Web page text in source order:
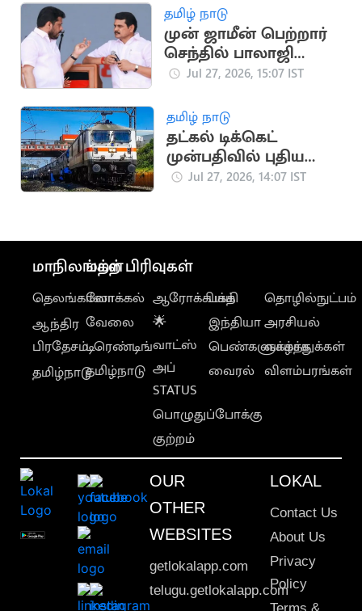
தமிழ் நாடு
முன் ஜாமீன் பெற்றார்
செந்தில் பாலாஜி
சகோதரர்
Jul 27, 2026, 15:07 IST
தமிழ் நாடு
தட்கல் டிக்கெட்
முன்பதிவில் புதிய
டோக்கன் முறை அமல்
Jul 27, 2026, 14:07 IST
மாநிலங்கள்
தெலங்கானா
ஆந்திர
பிரதேசம்
தமிழ்நாடு
மற்ற பிரிவுகள்
லோக்கல்
வேலை
டிரெண்டிங்
தமிழ்நாடு
ஆரோக்கியம்
🌟
வாட்ஸ்
அப்
STATUS
பொழுதுப்போக்கு
குற்றம்
பக்தி
இந்தியா
பெண்களுக்காக
வைரல்
தொழில்நுட்பம்
அரசியல்
வாழ்த்துக்கள்
விளம்பரங்கள்
OUR
OTHER
WEBSITES
getlokalapp.com
telugu.getlokalapp.com
LOKAL
Contact Us
About Us
Privacy
Policy
Terms &